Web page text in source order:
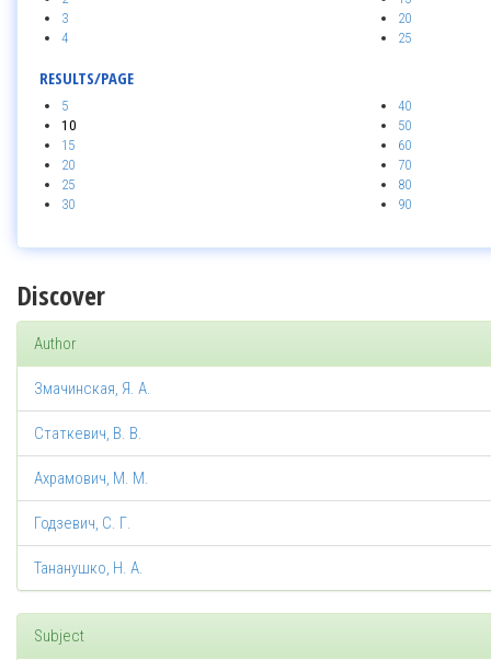
3
4
20
25
RESULTS/PAGE
5
10
15
20
25
30
40
50
60
70
80
90
Discover
Author
Змачинская, Я. А.
Статкевич, В. В.
Ахрамович, М. М.
Годзевич, С. Г.
Тананушко, Н. А.
Subject